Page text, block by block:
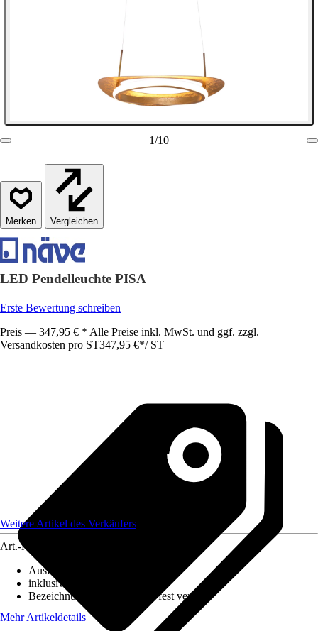
1/10
Vergleichen
LED Pendelleuchte PISA
Erste Bewertung schreiben
Preis — 347,95 € * Alle Preise inkl. MwSt. und ggf. zzgl.
Versandkosten pro ST347,95 €*/ ST
Weitere Artikel des Verkäufers
Art.-Nr.
Ausführung
inklusive Leuchtmittel
Bezeichnung Fassung
LED fest verbaut
Mehr Artikeldetails